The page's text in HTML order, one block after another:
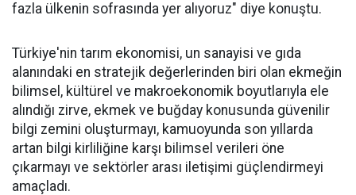
fazla ülkenin sofrasında yer alıyoruz" diye konuştu.
Türkiye'nin tarım ekonomisi, un sanayisi ve gıda
alanındaki en stratejik değerlerinden biri olan ekmeğin
bilimsel, kültürel ve makroekonomik boyutlarıyla ele
alındığı zirve, ekmek ve buğday konusunda güvenilir
bilgi zemini oluşturmayı, kamuoyunda son yıllarda
artan bilgi kirliliğine karşı bilimsel verileri öne
çıkarmayı ve sektörler arası iletişimi güçlendirmeyi
amaçladı.